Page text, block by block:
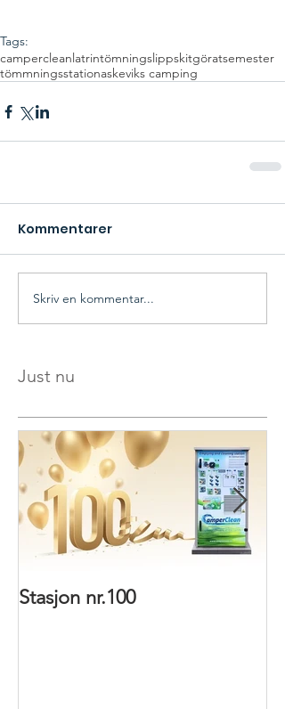
Tags:
campercleanlatrintömningslippskitgöratsemester
tömmningsstationaskeviks camping
Kommentarer
Skriv en kommentar...
Just nu
Stasjon nr.100